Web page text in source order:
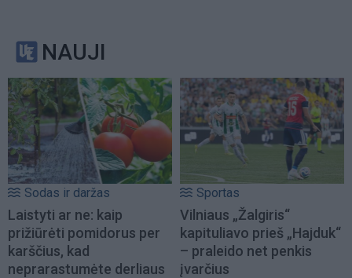
NAUJI
Sodas ir daržas
Laistyti ar ne: kaip
prižiūrėti pomidorus per
karščius, kad
neprarastumėte derliaus
Sportas
Vilniaus „Žalgiris“
kapituliavo prieš „Hajduk“
– praleido net penkis
įvarčius